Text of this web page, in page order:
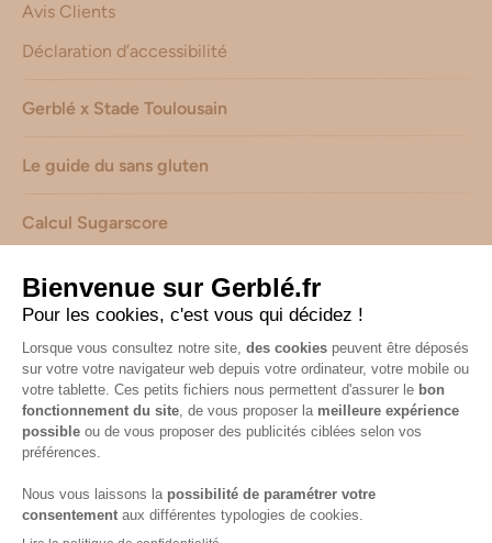
Avis Clients
Déclaration d’accessibilité
Gerblé x Stade Toulousain
Le guide du sans gluten
Calcul Sugarscore
Suivez-nous sur les réseaux !
Mentions légales Consignes de tri de nos emballages
Caractéristiques environnementales de nos emballages
(informations AGEC) -Avis & notes collectés parShopadvizor